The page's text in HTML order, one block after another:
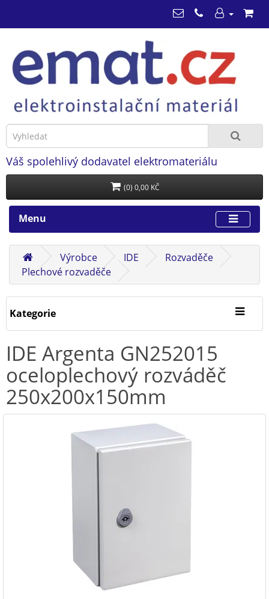
Váš spolehlivý dodavatel elektromateriálu
(0) 0,00 KČ
Menu
Výrobce IDE
Rozvaděče
Plechové rozvaděče
Kategorie
IDE Argenta GN252015
oceloplechový rozváděč
250x200x150mm